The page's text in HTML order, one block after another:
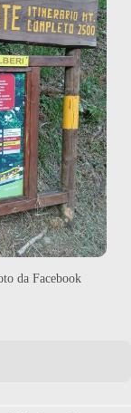
da Facebook